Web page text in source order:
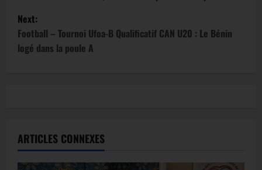
Next:
Football – Tournoi Ufoa-B Qualificatif CAN U20 : Le Bénin
logé dans la poule A
ARTICLES CONNEXES